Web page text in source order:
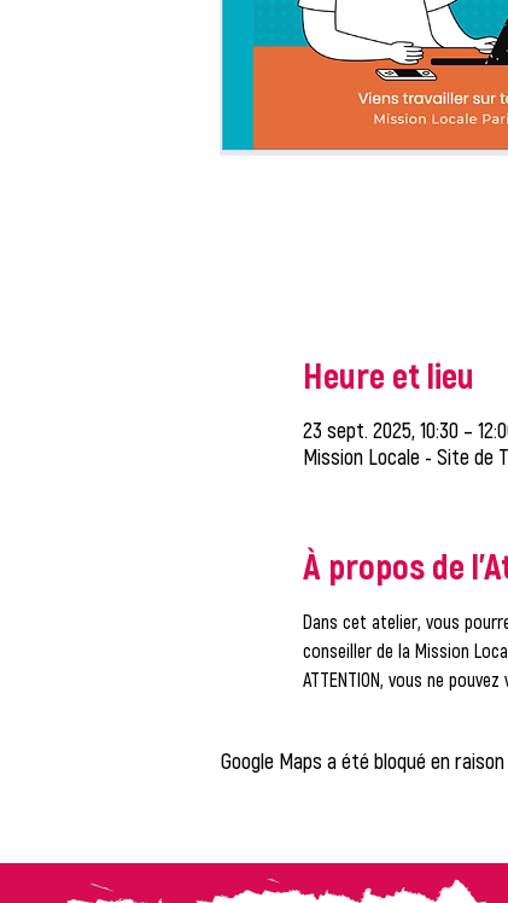
Heure et lieu
23 sept. 2025, 10:30 –
Mission Locale - Site de
À propos de
Dans cet atelier, vous
conseiller de la Mission
ATTENTION, vous ne
Google Maps a été bloqué en